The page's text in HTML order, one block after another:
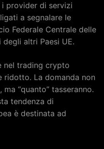
i provider di servizi
a segnalare le
Federale Centrale delle
altri Paesi UE.
nel trading crypto
ridotto. La domanda non
“quanto” tasseranno.
tendenza di
è destinata ad